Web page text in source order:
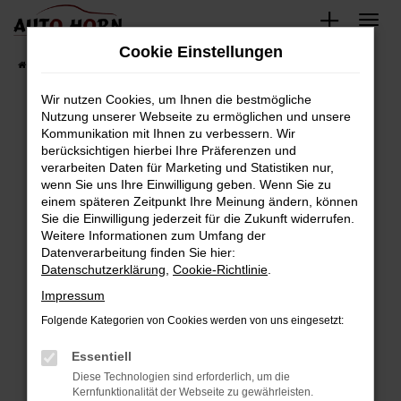
Zum
springen
Fahrzeugbestand
Fehler: Network Error
Beim Laden ist ein Fehler aufgetreten.
Hier sind ein paar Tipps, die dir helfen können:
Überprüfe deine Firewall und deine
Internetverbindung.
Laden andere Webseiten, zum Beispiel deine
Suchmaschine?
Prüfe deine Browsererweiterungen.
können das Laden bestimmter Seiten
verhindern. Funktioniert die Seite in einem
Cookie Einstellungen
Wir nutzen Cookies, um Ihnen die bestmögliche
Nutzung unserer Webseite zu ermöglichen und unsere
Kommunikation mit Ihnen zu verbessern. Wir
berücksichtigen hierbei Ihre Präferenzen und
verarbeiten Daten für Marketing und Statistiken nur,
wenn Sie uns Ihre Einwilligung geben. Wenn Sie zu
einem späteren Zeitpunkt Ihre Meinung ändern, können
Sie die Einwilligung jederzeit für die Zukunft widerrufen.
Weitere Informationen zum Umfang der
Datenverarbeitung finden Sie hier:
Datenschutzerklärung Cookie-Richtlinie
Impressum
Folgende Kategorien von Cookies werden von uns eingesetzt:
Essentiell
Diese Technologien sind erforderlich, um die
Kernfunktionalität der Webseite zu gewährleisten.